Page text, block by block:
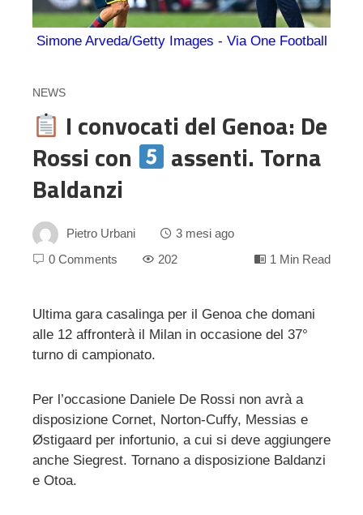
Simone Arveda/Getty Images - Via One Football
NEWS
I convocati del Genoa: De
Rossi con
assenti. Torna
Baldanzi
Pietro Urbani
3 mesi ago
0 Comments
202 1 Min Read
Ultima gara casalinga per il Genoa che domani
alle 12 affronterà il Milan in occasione del 37°
turno di campionato.
Per l’occasione Daniele De Rossi non avrà a
disposizione Cornet, Norton-Cuffy, Messias e
Østigaard per infortunio, a cui si deve aggiungere
anche Siegrest. Tornano a disposizione Baldanzi
e Otoa.